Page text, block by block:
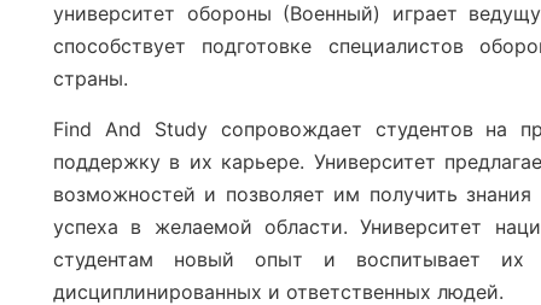
университет обороны (Военный) играет
способствует подготовке специалистов
страны.
Find And Study сопровождает студентов на
поддержку в их карьере. Университет
возможностей и позволяет им получить
успеха в желаемой области. Университет
студентам новый опыт и воспитывает
дисциплинированных и ответственных людей.